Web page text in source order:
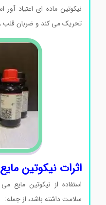
نیکوتین ماده ای اعتیاد آور
تحریک می کند و ضربان قلب و
اثرات نیکوتین
استفاده از نیکوتین مایع می
سلامت داشته باشد، از جمله: